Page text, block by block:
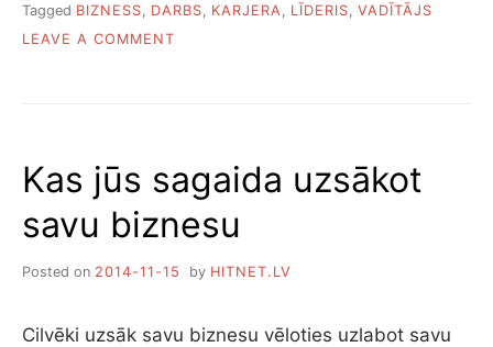
Tagged BIZNESS DARBS KARJERA LĪDERIS VADĪTĀJS
LEAVE A COMMENT
Kas jūs sagaida uzsākot
savu biznesu
Posted on 2014-11-15 by HITNET.LV
Cilvēki uzsāk savu biznesu vēloties uzlabot savu